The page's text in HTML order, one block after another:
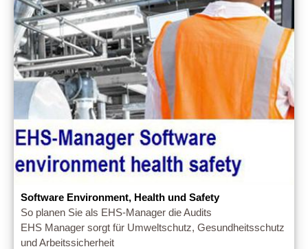
Software Environment, Health und Safety
So planen Sie als EHS-Manager die Audits
EHS Manager sorgt für Umweltschutz, Gesundheitsschutz
und Arbeitssicherheit